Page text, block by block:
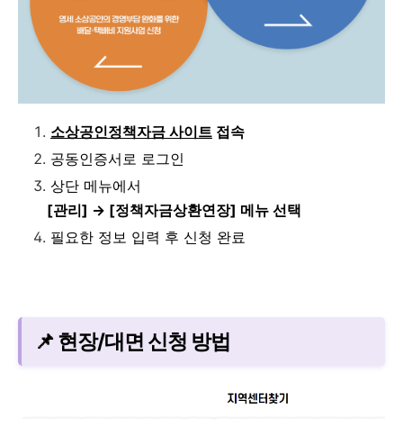
소상공인정책자금 사이트 접속
공동인증서로 로그인
상단 메뉴에서
[관리] → [정책자금상환연장] 메뉴 선택
필요한 정보 입력 후 신청 완료
📌 현장/대면 신청 방법